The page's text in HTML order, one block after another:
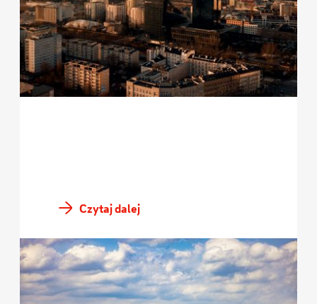
Czytaj dalej